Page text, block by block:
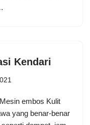
Kendari
embos Kulit
yang benar-benar